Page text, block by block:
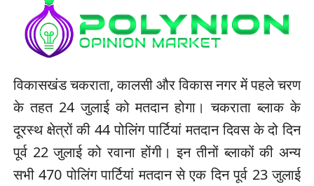
विकासखंड चकराता, कालसी और विकास नगर में पहले चरण
के तहत 24 जुलाई को मतदान होगा। चकराता ब्लाक के
दूरस्थ क्षेत्रों की 44 पोलिंग पार्टियां मतदान दिवस के दो दिन
पूर्व 22 जुलाई को रवाना होंगी। इन तीनों ब्लाकों की अन्य
सभी 470 पोलिंग पार्टियां मतदान से एक दिन पूर्व 23 जुलाई